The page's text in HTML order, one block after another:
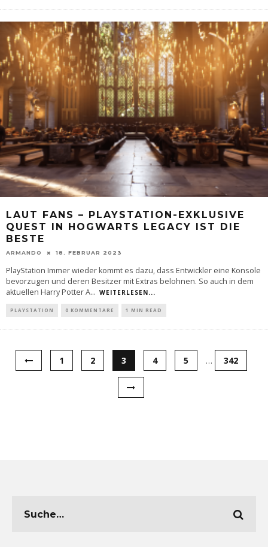
LAUT FANS – PLAYSTATION-EXKLUSIVE
QUEST IN HOGWARTS LEGACY IST DIE
BESTE
ARMANDO 18. FEBRUAR 2023
PlayStation Immer wieder kommt es dazu, dass Entwickler eine Konsole
bevorzugen und deren Besitzer mit Extras belohnen. So auch in dem
aktuellen Harry Potter A... WEITERLESEN...
PLAYSTATION 0 KOMMENTARE 1 MIN READ
1 2 3 4 5 … 342